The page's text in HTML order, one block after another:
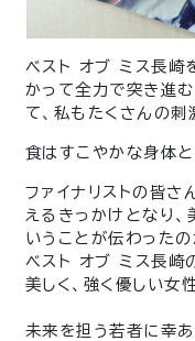
ベスト オブ ミス長崎
かって全力で突き進
て、私もたくさんの刺
食はすこやかな身体と
ファイナリストの皆さ
えるきっかけとなり
いうことが伝わったの
ベスト オブ ミス長崎
美しく、強く優しい女
未来を担う若者に幸